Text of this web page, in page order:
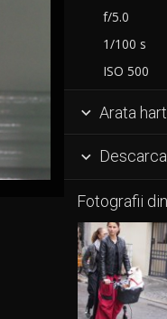
f/5.0
1/100 s
ISO 500
 Arata
 Descarca
Fotografii